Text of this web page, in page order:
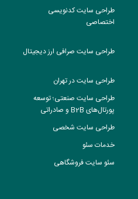
طراحی سایت کدنویسی
اختصاصی
طراحی سایت صرافی ارز دیجیتال
طراحی سایت در تهران
طراحی سایت صنعتی؛ توسعه
پورتال‌های B2B و صادراتی
طراحی سایت شخصی
خدمات سئو
سئو سایت فروشگاهی